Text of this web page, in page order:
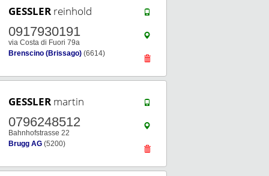
GESSLER reinhold
0917930191
via Costa di Fuori 79a
Brenscino (Brissago) (6614)
GESSLER martin
0796248512
Bahnhofstrasse 22
Brugg AG (5200)